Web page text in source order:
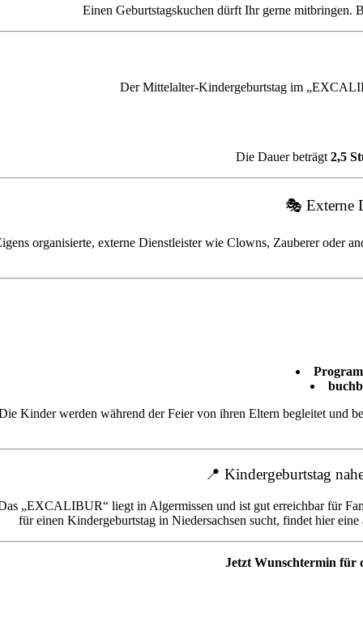
Einen Geburtstagskuchen dürft Ihr gerne mitbringen.
Der Mittelalter-Kindergeburtstag im
Die Dauer beträgt 2,5
🎭 Externe
organisierte, externe Dienstleister wie Clowns, Zauberer oder
Kinder werden während der Feier von ihren Eltern begleitet und
📍 Kindergeburtstag
„EXCALIBUR“ liegt in Algermissen und ist gut erreichbar für
für einen Kindergeburtstag in Niedersachsen sucht, findet hier
Jetzt Wunschtermin für